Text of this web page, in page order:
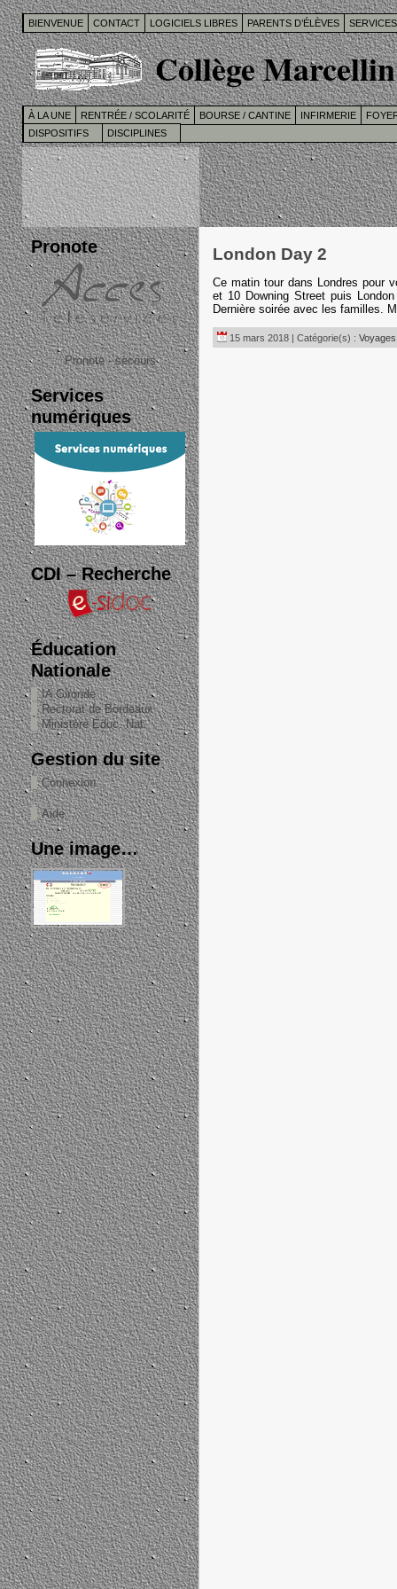
BIENVENUE CONTACT LOGICIELS LIBRES PARENTS D’ÉLÈVES
Collège
À LA UNE RENTRÉE / SCOLARITÉ BOURSE / CANTINE INFIRMERIE
DISPOSITIFS
DISCIPLINES
Pronote
Pronote - secours
Services
numériques
CDI – Recherche
Éducation
Nationale
IA Gironde
Rectorat de Bordeaux
Ministère Éduc. Nat.
Gestion du site
Connexion
Aide
Une image…
London Day 2
Ce matin tour dans Londres pour
et 10 Downing Street puis
Dernière soirée avec les
15 mars 2018 | Catégorie(s) :